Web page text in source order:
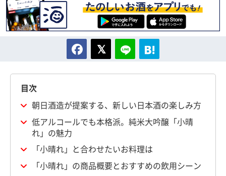
目次
朝日酒造が提案する、新しい日本酒の楽しみ方
低アルコールでも本格派。純米大吟醸「小晴
れ」の魅力
「小晴れ」と合わせたいお料理は
「小晴れ」の商品概要とおすすめの飲用シーン